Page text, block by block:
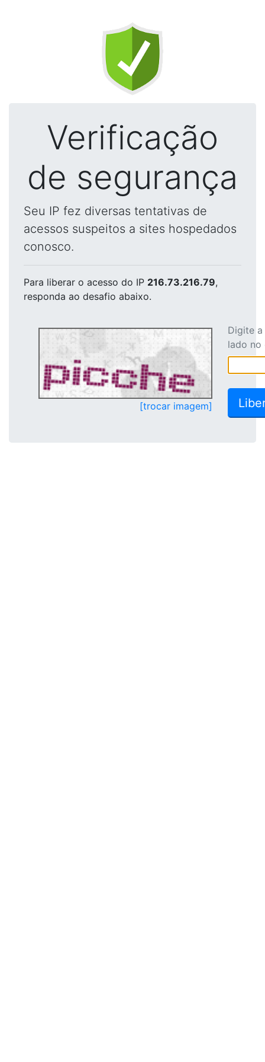
Verificação
de segurança
Seu IP fez diversas tentativas de
acessos suspeitos a sites hospedados
conosco.
Para liberar o acesso do IP 216.73.216.79,
responda ao desafio abaixo.
[trocar imagem]
Digite
lado no